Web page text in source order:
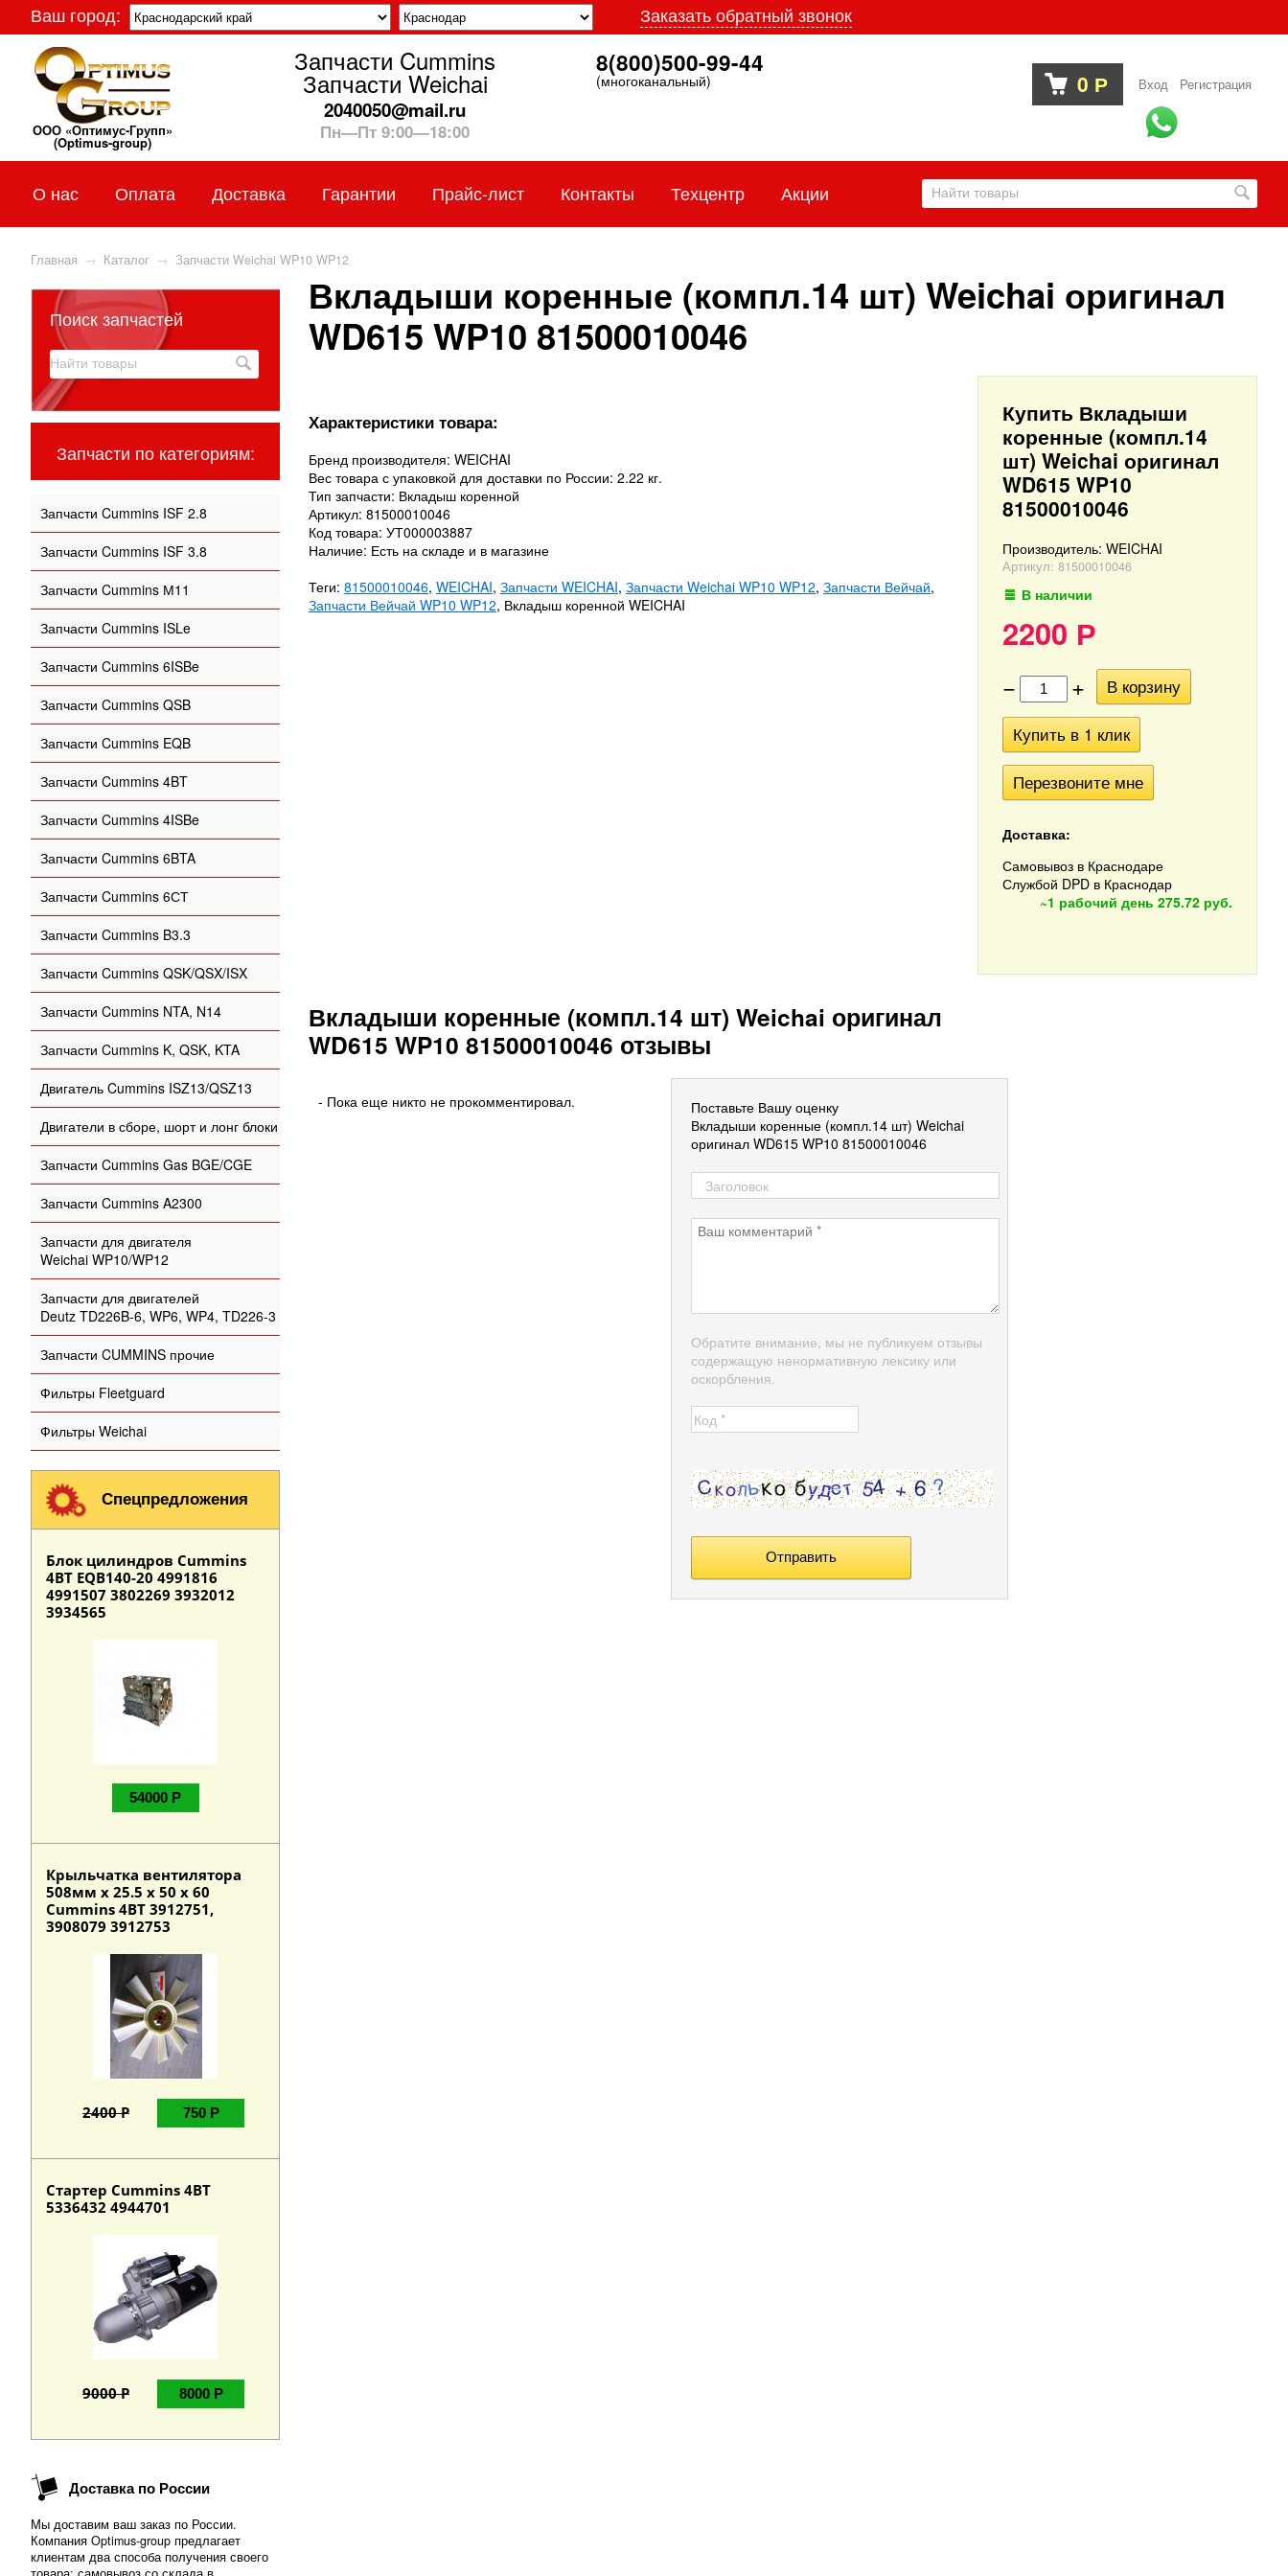
Ваш город: Заказать обратный звонок
ООО «Оптимус-Групп»
(Optimus-group)
Запчасти Cummins
Запчасти Weichai
2040050@mail.ru
Пн—Пт 9:00—18:00
8(800)500-99-44
(многоканальный) Вход Регистрация
0 Р
О нас Оплата Доставка Гарантии Прайс-лист Контакты Техцентр Акции
Главная → Каталог → Запчасти Weichai WP10 WP12
Поиск запчастей
Запчасти по категориям:
Запчасти Cummins ISF 2.8
Запчасти Cummins ISF 3.8
Запчасти Cummins М11
Запчасти Cummins ISLe
Запчасти Cummins 6ISBe
Запчасти Cummins QSB
Запчасти Cummins EQB
Запчасти Cummins 4BT
Запчасти Cummins 4ISBe
Запчасти Cummins 6BTA
Запчасти Cummins 6СТ
Запчасти Cummins B3.3
Запчасти Cummins QSK/QSX/ISX
Запчасти Cummins NTA, N14
Запчасти Cummins K, QSK, KTA
Двигатель Cummins ISZ13/QSZ13
Двигатели в сборе, шорт и лонг блоки
Запчасти Cummins Gas BGE/CGE
Запчасти Cummins A2300
Запчасти для двигателя
Weichai WP10/WP12
Запчасти для двигателей
Deutz TD226B-6, WP6, WP4, TD226-3
Запчасти CUMMINS прочие
Фильтры Fleetguard
Фильтры Weichai
Спецпредложения
Блок цилиндров Cummins
4BT EQB140-20 4991816
4991507 3802269 3932012
3934565
54000 Р
Крыльчатка вентилятора
508мм х 25.5 х 50 х 60
Cummins 4BT 3912751,
3908079 3912753
2400 Р 750 Р
Стартер Cummins 4BT
5336432 4944701
9000 Р 8000 Р
Доставка по России
Мы доставим ваш заказ по России.
Компания Optimus-group предлагает
клиентам два способа получения своего
Вкладыши коренные (компл.14 шт) Weichai оригинал
WD615 WP10 81500010046
Купить Вкладыши
коренные (компл.14
шт) Weichai оригинал
WD615 WP10
81500010046
Производитель: WEICHAI
Артикул: 81500010046
В наличии
2200 Р
−
+ В корзину
Купить в 1 клик
Перезвоните мне
Доставка:
Самовывоз в Краснодаре
Службой DPD в Краснодар
~1 рабочий день 275.72 руб.
Характеристики товара:
Бренд производителя: WEICHAI
Вес товара с упаковкой для доставки по России: 2.22 кг.
Тип запчасти: Вкладыш коренной
Артикул: 81500010046
Код товара: УТ000003887
Наличие: Есть на складе и в магазине
Теги: 81500010046, WEICHAI, Запчасти WEICHAI, Запчасти Weichai WP10 WP12, Запчасти Вейчай,
Запчасти Вейчай WP10 WP12, Вкладыш коренной WEICHAI
Вкладыши коренные (компл.14 шт) Weichai оригинал
WD615 WP10 81500010046 отзывы
Поставьте Вашу оценку
Вкладыши коренные (компл.14 шт) Weichai
оригинал WD615 WP10 81500010046
Обратите внимание, мы не публикуем отзывы
содержащую ненормативную лексику или
оскорбления.
- Пока еще никто не прокомментировал.